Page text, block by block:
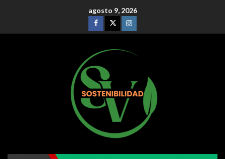
agosto 9, 2026